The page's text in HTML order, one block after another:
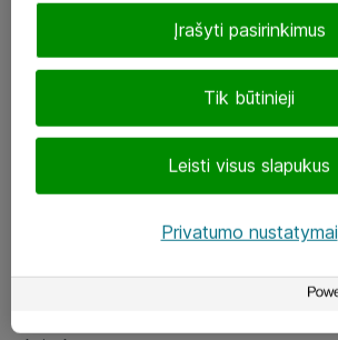
LinkedIn
Tik būtinieji
Leisti visus slapukus
Įrašyti pasirinkimus
Privatumo nustatymai